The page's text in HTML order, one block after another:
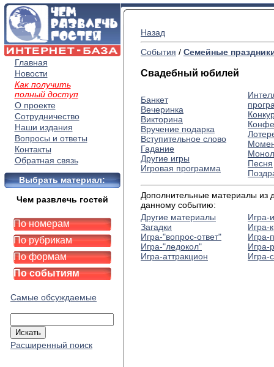
Главная
Новости
Как получить
полный доступ
О проекте
Сотрудничество
Наши издания
Вопросы и ответы
Контакты
Обратная связь
Выбрать материал:
Чем развлечь гостей
По номерам
По рубрикам
По формам
По событиям
Самые обсуждаемые
Расширенный поиск
Назад
События / Семейные
Свадебный юбилей
Банкет
Вечеринка
Викторина
Вручение подарка
Вступительное слово
Гадание
Другие игры
Игровая программа
Песня
Дополнительные материалы из
данному событию:
Другие материалы
Загадки
Игра-"вопрос-ответ"
Игра-"ледокол"
Игра-аттракцион
Игра-
Игра-
Игра-
Игра-
Игра-